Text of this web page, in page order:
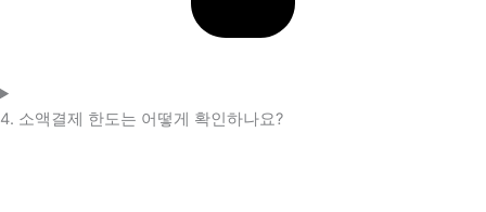
4. 소액결제 한도는 어떻게 확인하나요?